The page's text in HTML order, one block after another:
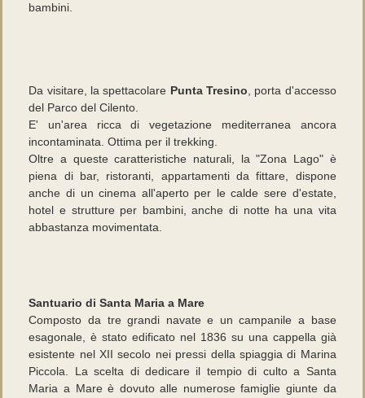
bambini.
Da visitare, la spettacolare Punta Tresino , porta d'accesso
del Parco del Cilento.
E' un'area ricca di vegetazione mediterranea ancora
incontaminata. Ottima per il trekking.
Oltre a queste caratteristiche naturali, la "Zona Lago" è
piena di bar, ristoranti, appartamenti da fittare, dispone
anche di un cinema all'aperto per le calde sere d'estate,
hotel e strutture per bambini, anche di notte ha una vita
abbastanza movimentata.
Santuario di Santa Maria a Mare
Composto da tre grandi navate e un campanile a base
esagonale, è stato edificato nel 1836 su una cappella già
esistente nel XII secolo nei pressi della spiaggia di Marina
Piccola. La scelta di dedicare il tempio di culto a Santa
Maria a Mare è dovuto alle numerose famiglie giunte da